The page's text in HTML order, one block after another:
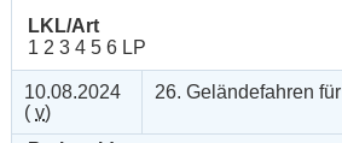
LKL/Art
1 2 3 4 5 6 LP
10.08.2024
( v)
26. Geländefahren für